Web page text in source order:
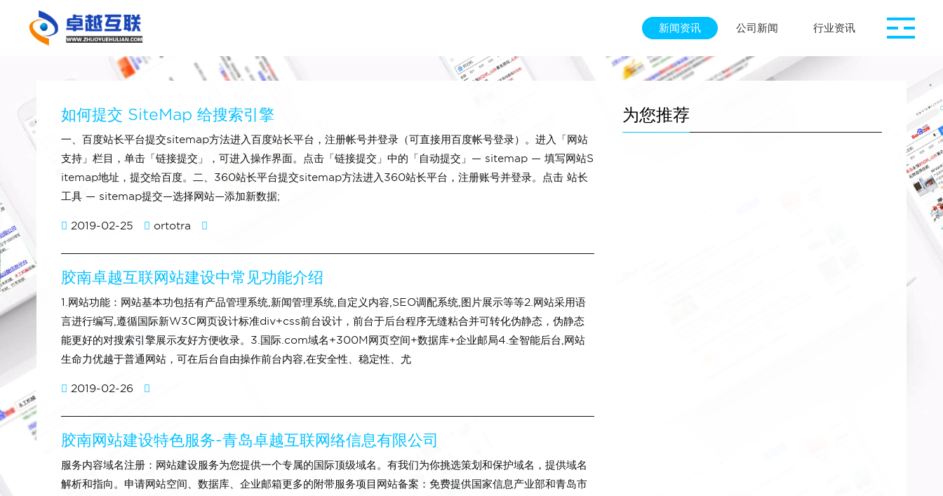
新闻资讯 公司新闻 行业资讯
如何提交 SiteMap 给搜索引擎
一、百度站长平台提交sitemap方法进入百度站长平台，注册帐号并登录（可直接用百度帐号登录）。进入「网站
支持」栏目，单击「链接提交」，可进入操作界面。点击「链接提交」中的「自动提交」— sitemap — 填写网站S
itemap地址，提交给百度。二、360站长平台提交sitemap方法进入360站长平台，注册账号并登录。点击 站长
工具 — sitemap提交—选择网站—添加新数据;
2019-02-25 ortotra
胶南卓越互联网站建设中常见功能介绍
1.网站功能：网站基本功包括有产品管理系统,新闻管理系统,自定义内容,SEO调配系统,图片展示等等2.网站采用语
言进行编写,遵循国际新W3C网页设计标准div+css前台设计，前台于后台程序无缝粘合并可转化伪静态，伪静态
能更好的对搜索引擎展示友好方便收录。3.国际.com域名+300M网页空间+数据库+企业邮局4.全智能后台,网站
生命力优越于普通网站，可在后台自由操作前台内容,在安全性、稳定性、尤
2019-02-26
胶南网站建设特色服务-青岛卓越互联网络信息有限公司
服务内容域名注册：网站建设服务为您提供一个专属的国际顶级域名。有我们为你挑选策划和保护域名，提供域名
解析和指向。申请网站空间、数据库、企业邮箱更多的附带服务项目网站备案：免费提供国家信息产业部和青岛市
为您推荐